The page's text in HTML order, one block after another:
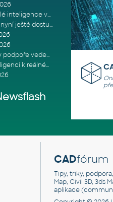
Tři překážky rozšiřování využití umělé inteligence ve stavebním prům
Autodesk Flex (platba za použití) je nyní ještě dostupnější
Udržujte vaše týmy produktivní díky podpoře vedené odborníky
Od experimentování s umělou inteligencí k reálnému dopadu na podniká
CADfórum
Tipy, triky,
Map, Civil 3D, 3ds
aplikace